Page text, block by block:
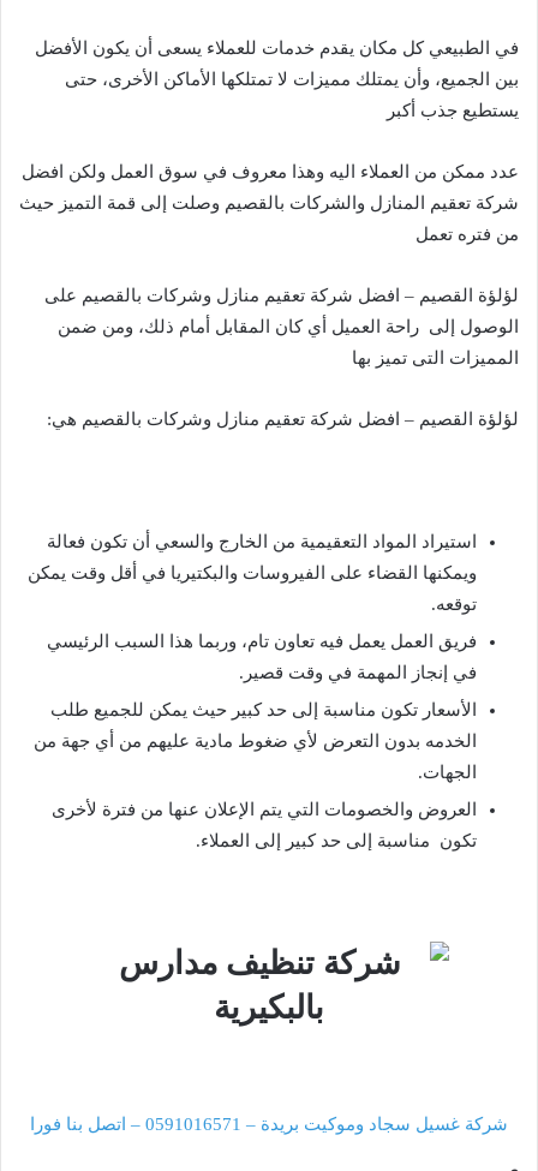
في الطبيعي كل مكان يقدم خدمات للعملاء يسعى أن يكون الأفضل
بين الجميع، وأن يمتلك مميزات لا تمتلكها الأماكن الأخرى، حتى
يستطيع جذب أكبر
عدد ممكن من العملاء اليه وهذا معروف في سوق العمل ولكن افضل
شركة تعقيم المنازل والشركات بالقصيم وصلت إلى قمة التميز حيث
من فتره تعمل
لؤلؤة القصيم – افضل شركة تعقيم منازل وشركات بالقصيم على
الوصول إلى راحة العميل أي كان المقابل أمام ذلك، ومن ضمن
المميزات التى تميز بها
لؤلؤة القصيم – افضل شركة تعقيم منازل وشركات بالقصيم هي:
استيراد المواد التعقيمية من الخارج والسعي أن تكون فعالة
ويمكنها القضاء على الفيروسات والبكتيريا في أقل وقت يمكن
توقعه.
فريق العمل يعمل فيه تعاون تام، وربما هذا السبب الرئيسي
في إنجاز المهمة في وقت قصير.
الأسعار تكون مناسبة إلى حد كبير حيث يمكن للجميع طلب
الخدمه بدون التعرض لأي ضغوط مادية عليهم من أي جهة من
الجهات.
العروض والخصومات التي يتم الإعلان عنها من فترة لأخرى
تكون مناسبة إلى حد كبير إلى العملاء.
شركة غسيل سجاد وموكيت بريدة – 0591016571 – اتصل بنا فورا